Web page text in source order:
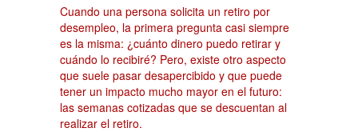
Cuando una persona solicita un retiro por
desempleo, la primera pregunta casi siempre
es la misma: ¿cuánto dinero puedo retirar y
cuándo lo recibiré? Pero, existe otro aspecto
que suele pasar desapercibido y que puede
tener un impacto mucho mayor en el futuro:
las semanas cotizadas que se descuentan al
realizar el retiro.